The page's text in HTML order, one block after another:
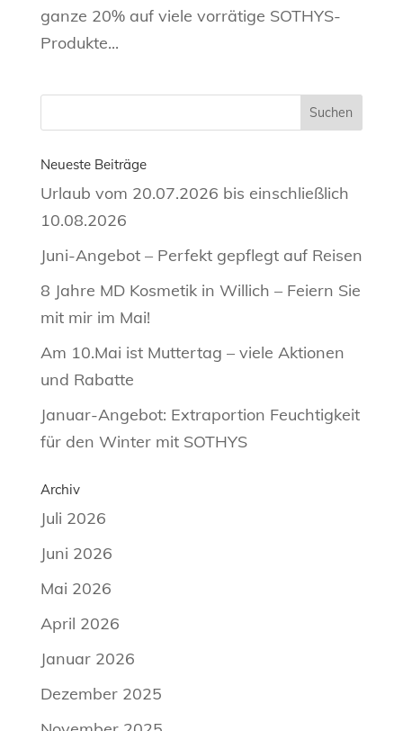
ganze 20% auf viele vorrätige SOTHYS-
Produkte...
Neueste Beiträge
Urlaub vom 20.07.2026 bis einschließlich
10.08.2026
Juni-Angebot – Perfekt gepflegt auf Reisen
8 Jahre MD Kosmetik in Willich – Feiern Sie
mit mir im Mai!
Am 10.Mai ist Muttertag – viele Aktionen
und Rabatte
Januar-Angebot: Extraportion Feuchtigkeit
für den Winter mit SOTHYS
Archiv
Juli 2026
Juni 2026
Mai 2026
April 2026
Januar 2026
Dezember 2025